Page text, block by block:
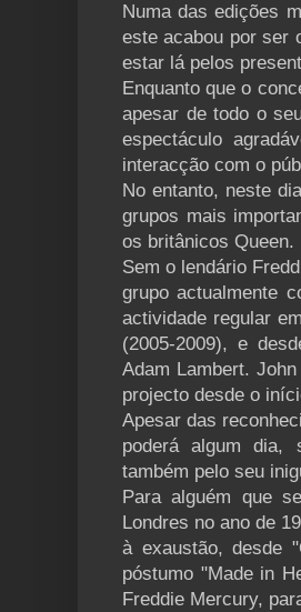
Numa das edições
este acabou por ser
estar lá pelos
Enquanto que o
apesar de todo o
espectáculo
interacção com o
No entanto, neste
grupos mais
os britânicos Queen.
Sem o lendário
grupo actualmente
actividade regular
(2005-2009), e
Adam Lambert.
projecto desde o
Apesar das
poderá algum dia,
também pelo seu
Para alguém que
Londres no ano de
à exaustão, desde
póstumo "Made in
Freddie Mercury,